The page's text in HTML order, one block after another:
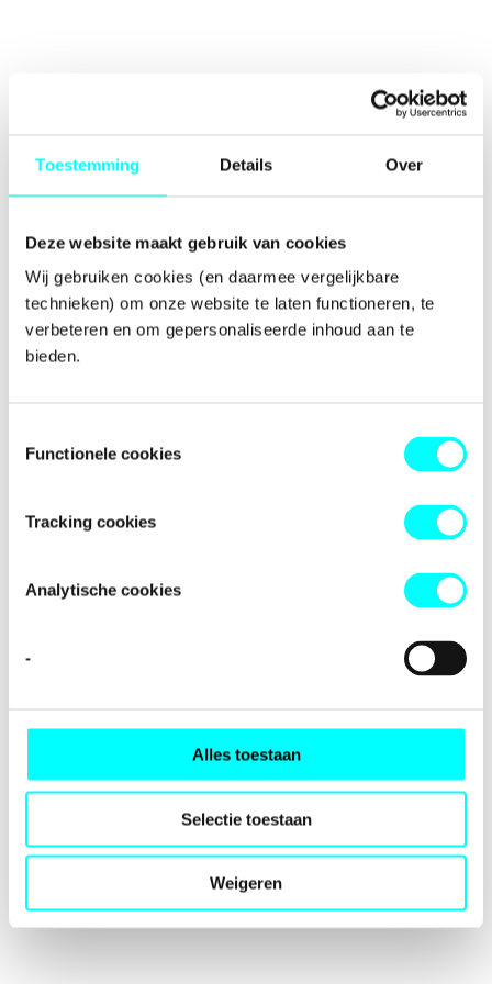
Toestemming Details Over
Deze website maakt gebruik van cookies
Wij gebruiken cookies (en daarmee vergelijkbare
technieken) om onze website te laten functioneren, te
verbeteren en om gepersonaliseerde inhoud aan te
bieden.
Functionele cookies
Tracking cookies
Analytische cookies
-
Alles toestaan
Selectie toestaan
Weigeren
-side exception has occurred while
browser consolefor